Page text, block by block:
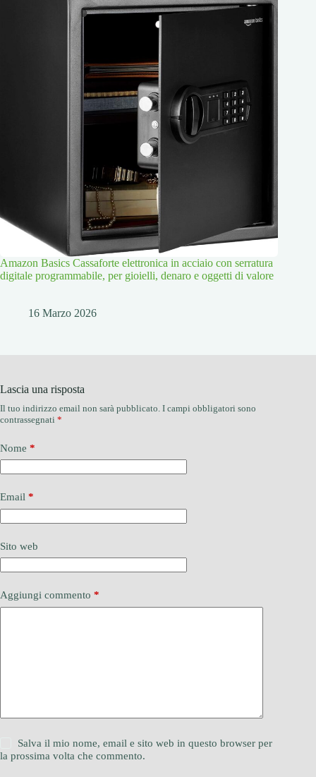
Amazon Basics Cassaforte elettronica in acciaio con serratura
digitale programmabile, per gioielli, denaro e oggetti di valore
16 Marzo 2026
Lascia una risposta
Il tuo indirizzo email non sarà pubblicato. I campi obbligatori sono
contrassegnati *
Nome *
Email *
Sito web
Aggiungi commento *
Salva il mio nome, email e sito web in questo browser per
la prossima volta che commento.